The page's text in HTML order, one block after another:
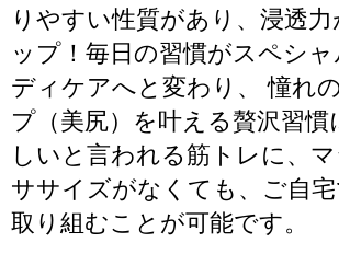
りやすい性質があり、浸透
ップ！毎日の習慣がスペシ
ディケアへと変わり、 憧れ
プ（美尻）を叶える贅沢習慣
しいと言われる筋トレに、
ササイズがなくても、ご自宅
取り組むことが可能です。